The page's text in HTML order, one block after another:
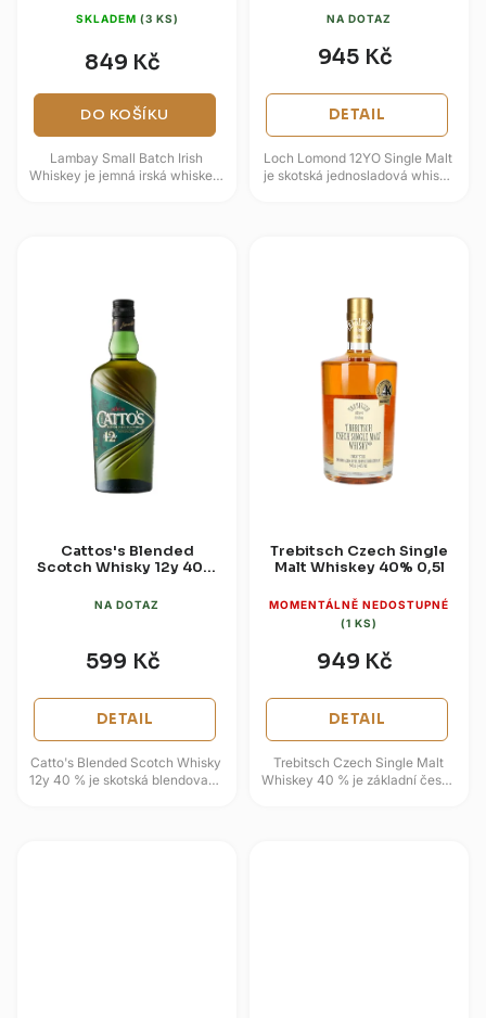
SKLADEM (3 KS)
849 Kč
DO KOŠÍKU
Lambay Small Batch Irish
Whiskey je jemná irská whiskey,
NA DOTAZ
945 Kč
DETAIL
Loch Lomond 12YO Single Malt
je skotská jednosladová whisky
Cattos's Blended
Scotch Whisky 12y 40%
NA DOTAZ
599 Kč
DETAIL
Catto's Blended Scotch Whisky
12y 40 % je skotská blendovaná
Trebitsch Czech Single
Malt Whiskey 40% 0,5l
MOMENTÁLNĚ NEDOSTUPNÉ
(1 KS)
949 Kč
DETAIL
Trebitsch Czech Single Malt
Whiskey 40 % je základní česká